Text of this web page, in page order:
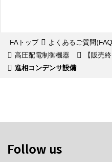
FAトップ よくあるご質問
高圧配電制御機器
【販売
進相コンデンサ設備
Follow us